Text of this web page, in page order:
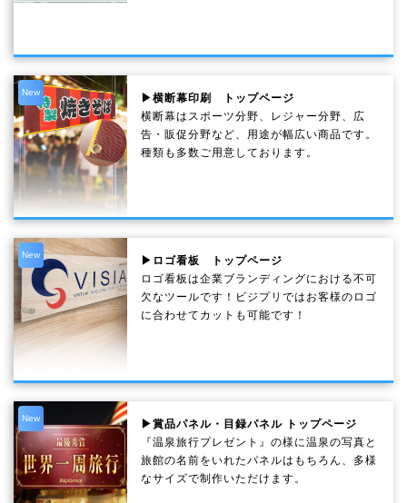
New
▶横断幕印刷 トップページ
横断幕はスポーツ分野、レジャー分野、広
告・販促分野など、用途が幅広い商品です。
種類も多数ご用意しております。
New
▶ロゴ看板 トップページ
ロゴ看板は企業ブランディングにおける不可
欠なツールです！ビジプリではお客様のロゴ
に合わせてカットも可能です！
New
▶賞品パネル・目録パネル トップページ
『温泉旅行プレゼント』の様に温泉の写真と
旅館の名前をいれたパネルはもちろん、多様
なサイズで制作いただけます。